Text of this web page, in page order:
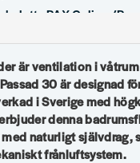
PAX Calima/
är ventilation i
30 är designad
i Sverige med
denna
naturligt självdrag,
frånluftsystem.